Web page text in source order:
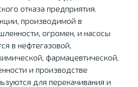
отказа предприятия.
производимой в
огромен, и насосы
в нефтегазовой,
фармацевтической,
и производстве
для перекачивания и